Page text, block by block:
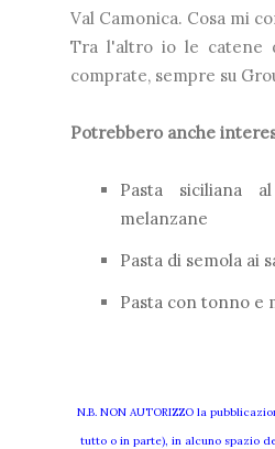
Val Camonica. Cosa mi
Tra l'altro io le catene
comprate, sempre su
Potrebbero anche
Pasta siciliana
melanzane
Pasta di semola ai
Pasta con tonno e
N.B. NON AUTORIZZO la
tutto o in parte), in alcuno spazio